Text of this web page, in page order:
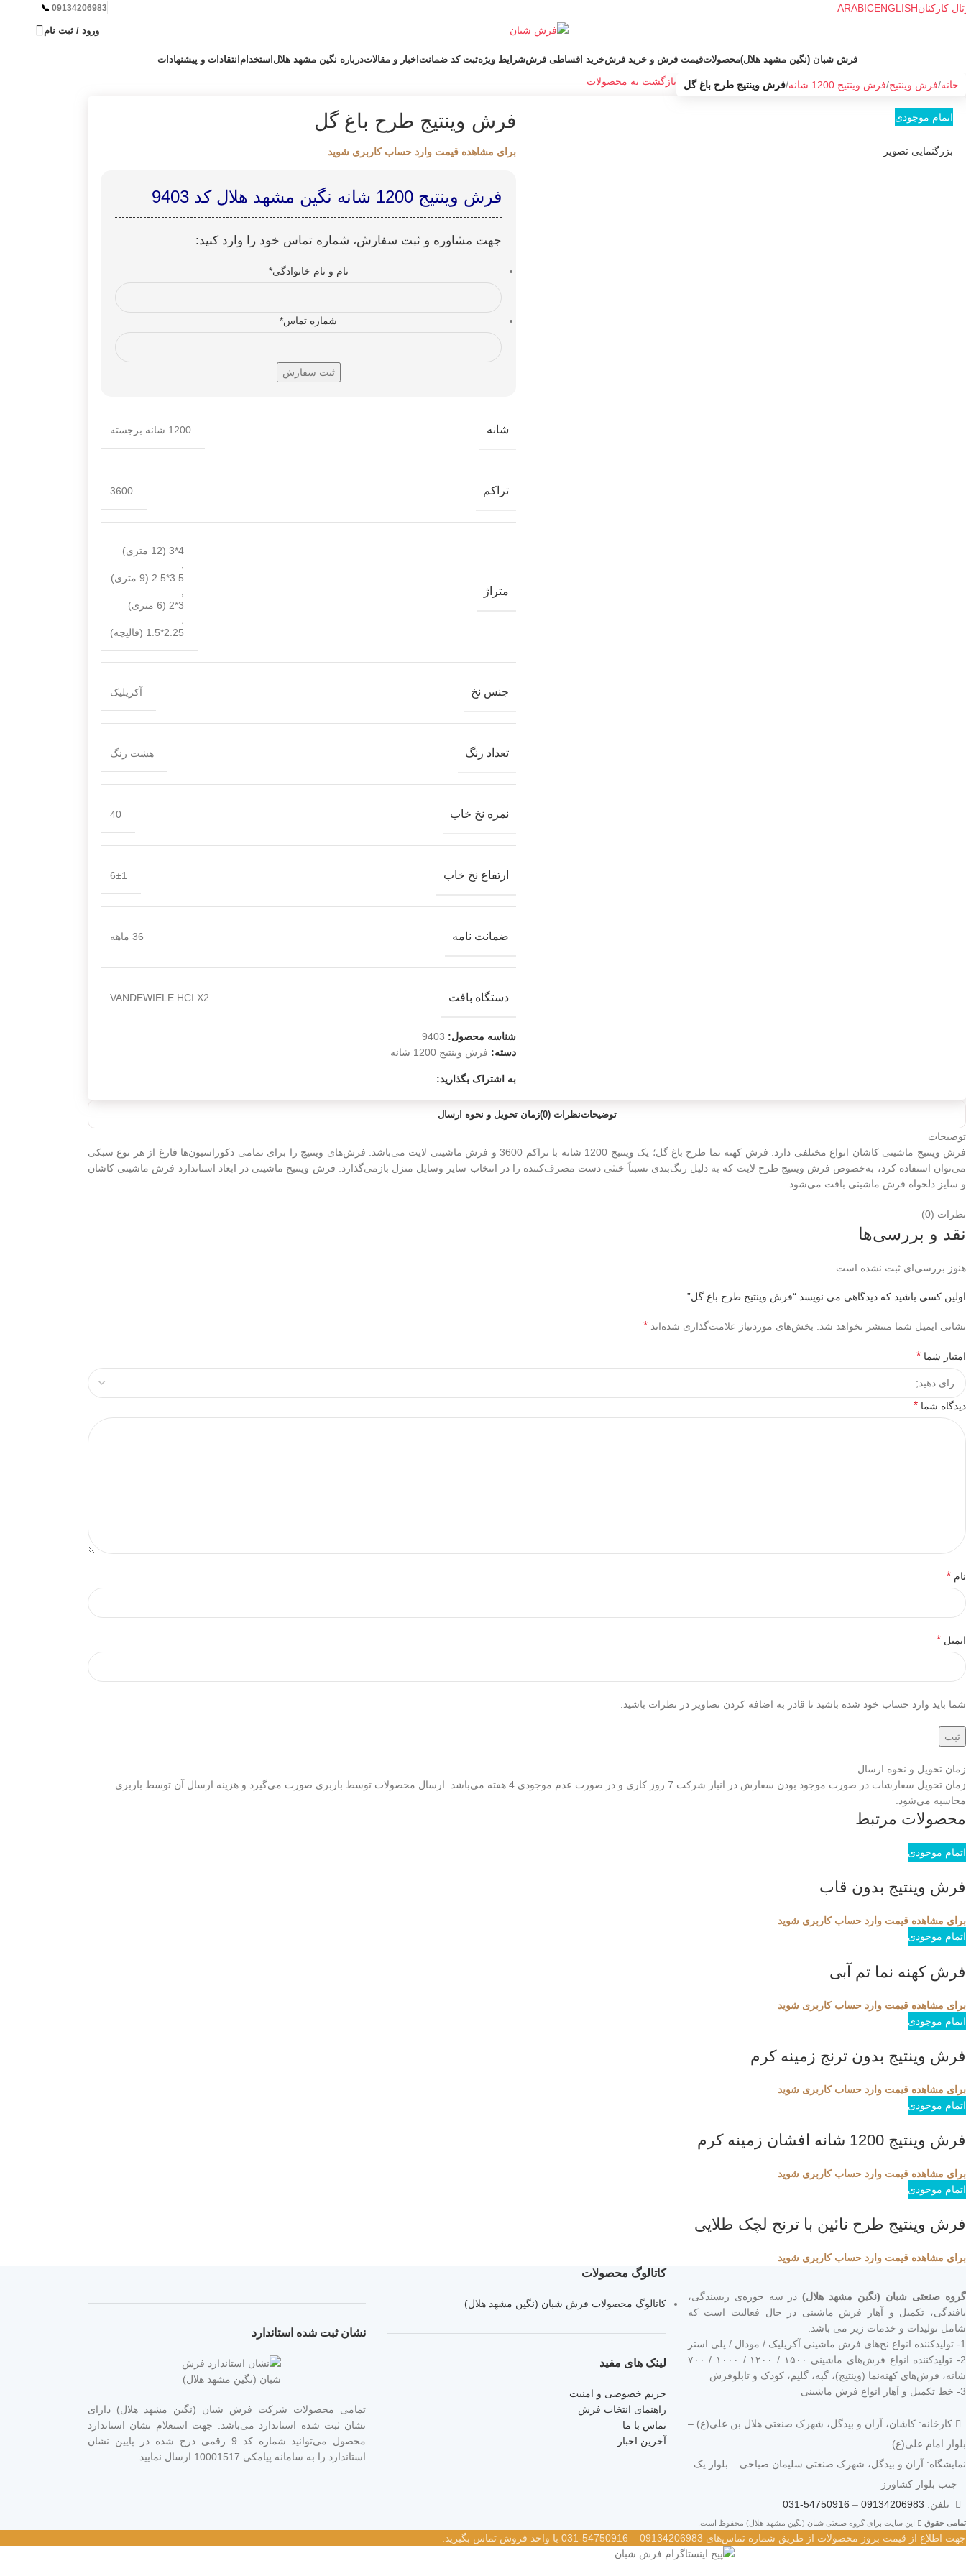
کارکنانENGLISH
ARABIC
📞︁ 09134206983
ورود / ثبت نام
فرش شبان (نگین مشهد هلال)محصولاتقیمت فرش و خرید فرشخرید اقساطی فرششرایط ویژهثبت کد ضمانتاخبار و مقالاتدرباره نگین مشهد هلالاستخدامانتقادات و پیشنهادات
خانه فرش وینتیج فرش وینتیج 1200 شانه فرش وینتیج طرح باغ گل بازگشت به محصولات
اتمام موجودی
بزرگنمایی تصویر
فرش وینتیج طرح باغ گل
برای مشاهده قیمت وارد حساب کاربری شوید
فرش وینتیج 1200 شانه نگین مشهد هلال کد 9403
جهت مشاوره و ثبت سفارش، شماره تماس خود را وارد کنید:
نام و نام خانوادگی*
شماره تماس*
شانه 1200 شانه برجسته
تراکم 3600
متراژ
4*3 (12 متری)
3.5*2.5 (9 متری)
3*2 (6 متری)
2.25*1.5 (قالیچه)
جنس نخ آکریلیک
تعداد رنگ هشت رنگ
نمره نخ خاب 40
ارتفاع نخ خاب 6±1
ضمانت نامه 36 ماهه
دستگاه بافت VANDEWIELE HCI X2
شناسه محصول: 9403
دسته: فرش وینتیج 1200 شانه
به اشتراک بگذارید:
توضیحاتنظرات (0) زمان تحویل و نحوه ارسال
توضیحات
فرش وینتیج ماشینی کاشان انواع مختلفی دارد. فرش کهنه نما طرح باغ گل؛ یک وینتیج 1200 شانه با تراکم 3600 و فرش ماشینی لایت می‌باشد. فرش‌های وینتیج را برای تمامی دکوراسیون‌ها فارغ از هر نوع سبکی
می‌توان استفاده کرد، به‌خصوص فرش وینتیج طرح لایت که به دلیل رنگ‌بندی نسبتاً خنثی دست مصرف‌کننده را در انتخاب سایر وسایل منزل بازمی‌گذارد. فرش وینتیج ماشینی در ابعاد استاندارد فرش ماشینی کاشان
و سایز دلخواه فرش ماشینی بافت می‌شود.
نظرات (0)
نقد و بررسی‌ها
هنوز بررسی‌ای ثبت نشده است.
اولین کسی باشید که دیدگاهی می نویسد “فرش وینتیج طرح باغ گل”
نشانی ایمیل شما منتشر نخواهد شد. بخش‌های موردنیاز علامت‌گذاری شده‌اند *
امتیاز شما *
دیدگاه شما *
نام *
ایمیل *
شما باید وارد حساب خود شده باشید تا قادر به اضافه کردن تصاویر در نظرات باشید.
زمان تحویل و نحوه ارسال
زمان تحویل سفارشات در صورت موجود بودن سفارش در انبار شرکت 7 روز کاری و در صورت عدم موجودی 4 هفته می‌باشد. ارسال محصولات توسط باربری صورت می‌گیرد و هزینه ارسال آن توسط باربری
محاسبه می‌شود.
محصولات مرتبط
اتمام موجودی
فرش وینتیج بدون قاب
برای مشاهده قیمت وارد حساب کاربری شوید
اتمام موجودی
فرش کهنه نما تم آبی
برای مشاهده قیمت وارد حساب کاربری شوید
اتمام موجودی
فرش وینتیج بدون ترنج زمینه کرم
برای مشاهده قیمت وارد حساب کاربری شوید
اتمام موجودی
فرش وینتیج 1200 شانه افشان زمینه کرم
برای مشاهده قیمت وارد حساب کاربری شوید
اتمام موجودی
فرش وینتیج طرح نائین با ترنج لچک طلایی
برای مشاهده قیمت وارد حساب کاربری شوید
گروه صنعتی شبان (نگین مشهد هلال)در سه حوزه‌ی ریسندگی،
بافندگی، تکمیل و آهار فرش ماشینی در حال فعالیت است که
شامل تولیدات و خدمات زیر می باشد:
1- تولیدکننده انواع نخ‌های فرش ماشینی آکریلیک / مودال / پلی استر
2- تولیدکننده انواع فرش‌های ماشینی ۱۵۰۰ / ۱۲۰۰ / ۱۰۰۰ / ۷۰۰
شانه، فرش‌های کهنه‌نما (وینتیج)، گبه، گلیم، کودک و تابلوفرش
3- خط تکمیل و آهار انواع فرش ماشینی
کارخانه: کاشان، آران و بیدگل، شهرک صنعتی هلال بن علی(ع) –
بلوار امام علی(ع)
نمایشگاه: آران و بیدگل، شهرک صنعتی سلیمان صباحی – بلوار یک
– جنب بلوار کشاورز
تلفن: 09134206983
–
54750916-031
کاتالوگ محصولات
کاتالوگ محصولات فرش شبان (نگین مشهد هلال)
لینک های مفید
حریم خصوصی و امنیت
راهنمای انتخاب فرش
تماس با ما
آخرین اخبار
نشان ثبت شده استاندارد
تمامی محصولات شرکت فرش شبان (نگین مشهد هلال) دارای
نشان ثبت شده استاندارد می‌باشد. جهت استعلام نشان استاندارد
محصول می‌توانید شماره کد 9 رقمی درج شده در پایین نشان
استاندارد را به سامانه پیامکی 10001517 ارسال نمایید.
تمامی حقوق این سایت برای گروه صنعتی شبان (نگین مشهد هلال) محفوظ است.
جهت اطلاع از قیمت بروز محصولات از طریق شماره تماس‌‌های 09134206983 – 54750916-031 با واحد فروش تماس بگیرید.